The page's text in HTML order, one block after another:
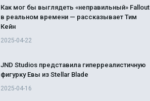
Как мог бы выглядеть «неправильный» Fallout
в реальном времени — рассказывает Тим
Кейн
2025-04-22
JND Studios представила гиперреалистичную
фигурку Евы из Stellar Blade
2025-04-16